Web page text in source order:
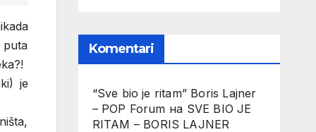
puta
je
Komentari
“Sve bio je ritam” Boris Lajner
– POP Forum на SVE BIO JE
RITAM – BORIS LAJNER